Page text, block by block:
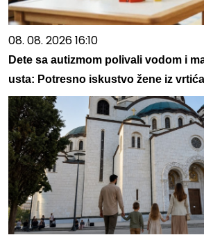
08. 08. 2026 16:10
Dete sa autizmom polivali vodom i
usta: Potresno iskustvo žene iz